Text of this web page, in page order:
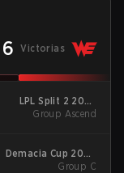
6 Victorias
LPL Split 2 2025
Group Ascend
Group Ascend
Demacia Cup 2024
Group C
Group C